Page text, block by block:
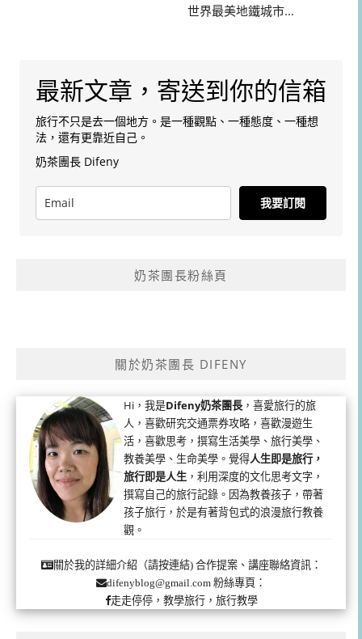
世界最美地鐵城市...
最新文章，寄送到你的信箱
旅行不只是去一個地方。是一種觀點、一種態度、一種想
法，還有更靠近自己。
奶茶團長 Difeny
我要訂閱
奶茶團長粉絲頁
關於奶茶團長 DIFENY
Hi，我是Difeny奶茶團長 ，喜愛旅行的旅
人，喜歡研究交通票券攻略，喜歡漫遊生
活，喜歡思考，撰寫生活美學、旅行美學、
教養美學、生命美學。覺得人生即是旅行，
旅行即是人生 ，利用深度的文化思考文字，
撰寫自己的旅行記錄。因為教養孩子，帶著
孩子旅行，於是有著背包式的浪漫旅行教養
觀。
關於我的詳細介紹（請按連結)合作提案、講座聯絡資訊：
difenyblog@gmail.com 粉絲專頁：
走走停停，教學旅行，旅行教學